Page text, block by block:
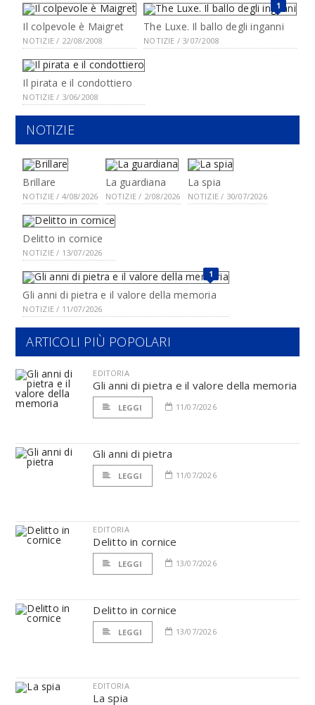
Il colpevole è Maigret
NOTIZIE / 22/08/2008
1
The Luxe. Il ballo degli inganni
NOTIZIE / 3/07/2008
Il pirata e il condottiero
NOTIZIE / 3/06/2008
NOTIZIE
Brillare
NOTIZIE / 4/08/2026
La guardiana
NOTIZIE / 2/08/2026
La spia
NOTIZIE / 30/07/2026
Delitto in cornice
NOTIZIE / 13/07/2026
1
Gli anni di pietra e il valore della memoria
NOTIZIE / 11/07/2026
ARTICOLI PIÙ POPOLARI
EDITORIA
Gli anni di pietra e il valore della memoria
LEGGI 11/07/2026
Gli anni di pietra
LEGGI 11/07/2026
EDITORIA
Delitto in cornice
LEGGI 13/07/2026
Delitto in cornice
LEGGI 13/07/2026
EDITORIA
La spia